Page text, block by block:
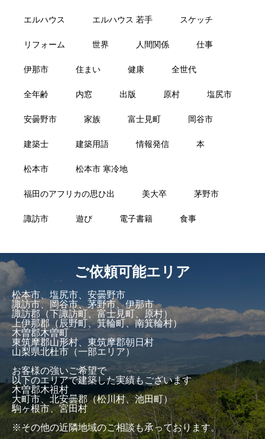
エルハウス エルハウス 若手 スケッチ
リフォーム 世界 人間関係 仕事
伊那市 住まい 健康 全世代
全年齢 内窓 出版 原村 塩尻市
安曇野市 家族 富士見町 岡谷市
建築士 建築用語 情報発信 本
松本市 松本市 寒冷地
福田のアフリカの思ひ出 美大卒 茅野市
諏訪市 遊び 電子書籍 食事
ご依頼可能エリア
松本市、塩尻市、安曇野市
諏訪市、岡谷市、茅野市、伊那市
諏訪郡（下諏訪町、富士見町、原村）
上伊那郡（辰野町、箕輪町、南箕輪村）
木曽郡木曽町
東筑摩郡山形村、東筑摩郡朝日村
山梨県北杜市（一部エリア）
お客様の強いご希望で
以下のエリアで建築した実績もございます
木曽郡木祖村
大町市、北安曇郡（松川村、池田町）
駒ヶ根市、宮田村
※その他の近隣地域のご相談も承っております。